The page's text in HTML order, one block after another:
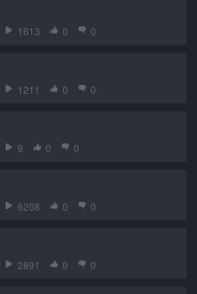
1613 0 0
1211 0 0
9 0 0
6208 0 0
2891 0 0